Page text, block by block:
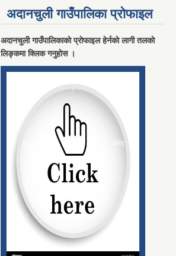
अदानचुली गाउँपालिका प्राेफाइल
अदानचुली गाउँपालिकाकाे प्राेफाइल हेर्नकाे लागी तलकाे
लिङ्कमा क्लिक गनुहाेस ।